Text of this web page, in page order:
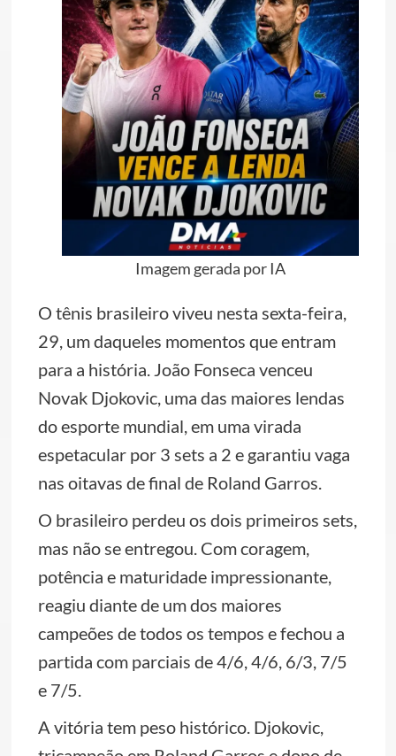
Imagem gerada por IA
O tênis brasileiro viveu nesta sexta-feira,
29, um daqueles momentos que entram
para a história. João Fonseca venceu
Novak Djokovic, uma das maiores lendas
do esporte mundial, em uma virada
espetacular por 3 sets a 2 e garantiu vaga
nas oitavas de final de Roland Garros.
O brasileiro perdeu os dois primeiros sets,
mas não se entregou. Com coragem,
potência e maturidade impressionante,
reagiu diante de um dos maiores
campeões de todos os tempos e fechou a
partida com parciais de 4/6, 4/6, 6/3, 7/5
e 7/5.
A vitória tem peso histórico. Djokovic,